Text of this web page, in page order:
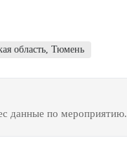
область Тюмень
данные по мероприятию.